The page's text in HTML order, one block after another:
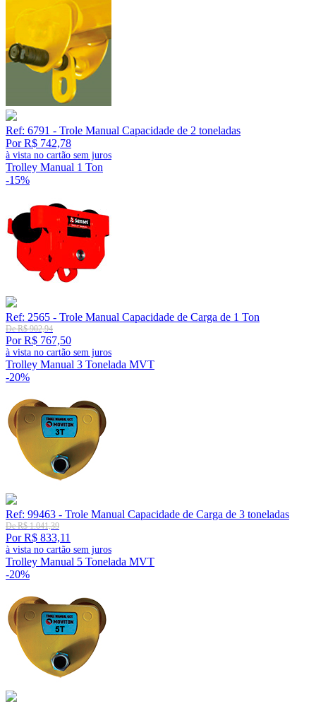
Ref: 6791 - Trole Manual Capacidade de 2 toneladas
Por R$ 742,78
à vista no cartão sem juros
Trolley Manual 1 Ton
-15%
Ref: 2565 - Trole Manual Capacidade de Carga de 1 Ton
De R$ 902,94
Por R$ 767,50
à vista no cartão sem juros
Trolley Manual 3 Tonelada MVT
-20%
Ref: 99463 - Trole Manual Capacidade de Carga de 3 toneladas
De R$ 1.041,39
Por R$ 833,11
à vista no cartão sem juros
Trolley Manual 5 Tonelada MVT
-20%